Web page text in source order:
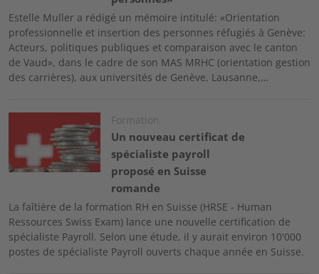
Estelle Muller a rédigé un mémoire intitulé: «Orientation
professionnelle et insertion des personnes réfugiés à Genève:
Acteurs, politiques publiques et comparaison avec le canton
de Vaud», dans le cadre de son MAS MRHC (orientation gestion
des carrières), aux universités de Genève, Lausanne,…
Formation
Un nouveau certificat de
spécialiste payroll
proposé en Suisse
romande
La faîtière de la formation RH en Suisse (HRSE - Human
Ressources Swiss Exam) lance une nouvelle certification de
spécialiste Payroll. Selon une étude, il y aurait environ 10'000
postes de spécialiste Payroll ouverts chaque année en Suisse.